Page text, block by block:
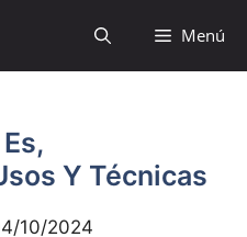
Menú
Y Técnicas
10/2024